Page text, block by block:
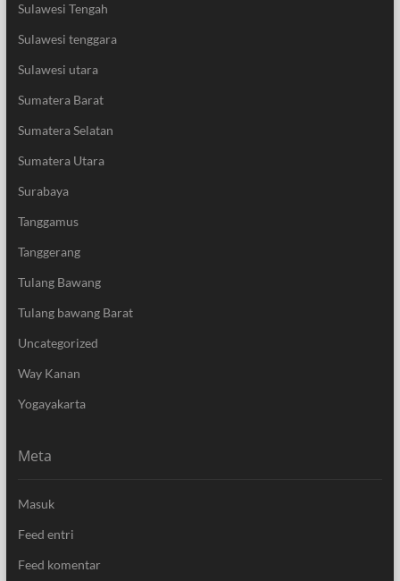
Sulawesi Tengah
Sulawesi tenggara
Sulawesi utara
Sumatera Barat
Sumatera Selatan
Sumatera Utara
Surabaya
Tanggamus
Tanggerang
Tulang Bawang
Tulang bawang Barat
Uncategorized
Way Kanan
Yogayakarta
Meta
Masuk
Feed entri
Feed komentar